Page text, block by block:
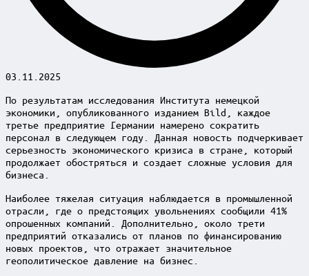
03.11.2025
По результатам исследования Института немецкой
экономики, опубликованного изданием Bild, каждое
третье предприятие Германии намерено сократить
персонал в следующем году. Данная новость подчеркивает
серьезность экономического кризиса в стране, который
продолжает обостряться и создает сложные условия для
бизнеса.
Наиболее тяжелая ситуация наблюдается в промышленной
отрасли, где о предстоящих увольнениях сообщили 41%
опрошенных компаний. Дополнительно, около трети
предприятий отказались от планов по финансированию
новых проектов, что отражает значительное
геополитическое давление на бизнес.